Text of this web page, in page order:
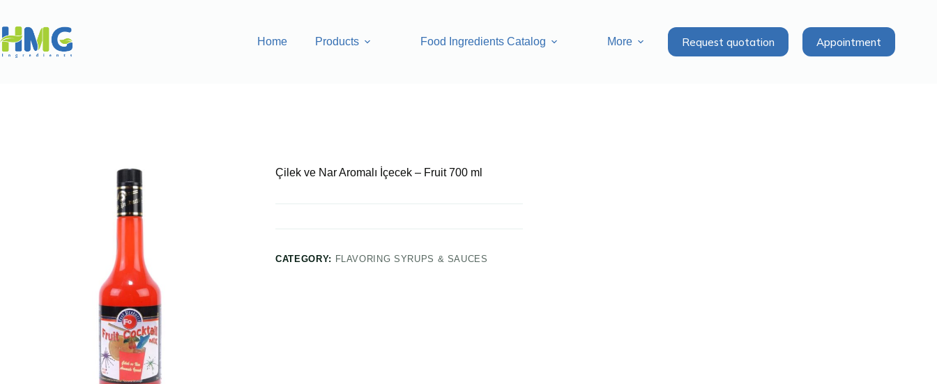
Home Products Food Ingredients Catalog More Request quotation Appointment
Çilek ve Nar Aromalı İçecek – Fruit 700 ml
CATEGORY: FLAVORING SYRUPS & SAUCES